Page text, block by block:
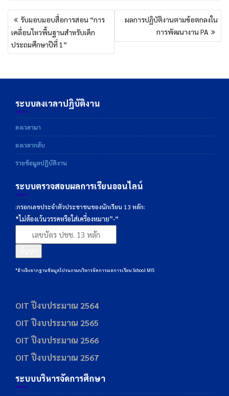
แนะแนว
เรื่องรับมอบมอบสื่อการสอน “การ
เคลื่อนไหวพื้นฐานสำหรับเด็ก
ประถมศึกษาปีที่ 1”
ผลการปฏิบัติงานตามข้อตกลงใน
การพัฒนางาน PA
ระบบลงเวลาปฏิบัติงาน
ลงเวลามา
ลงเวลากลับ
รายข้อมูลปฏิบัติงาน
ระบบตรวจสอบผลการเรียนออนไลน์
:กรอกเลขประจำตัวประชาชนของนักเรียน 13 หลัก:
*ไม่ต้องเว้นวรรคหรือใส่เครื่องหมาย”-“
*อ้างอิงจากฐานข้อมูลโปรแกรมบริหารจัดการผลการเรียน School MIS
OIT ปีงบประมาณ 2564
OIT ปีงบประมาณ 2565
OIT ปีงบประมาณ 2566
OIT ปีงบประมาณ 2567
ระบบบริหารจัดการศึกษา